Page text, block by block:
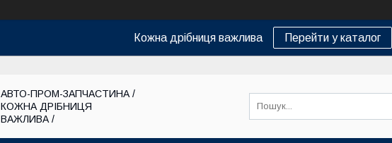
Кожна дрібниця важлива Перейти у каталог
АВТО-ПРОМ-ЗАПЧАСТИНА /
КОЖНА ДРІБНИЦЯ
ВАЖЛИВА /